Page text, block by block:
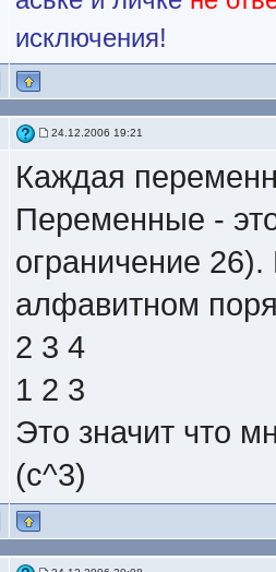
исключения!
24.12.2006 19:21
Каждая
Переменные -
ограничение
алфавитном
2 3 4
1 2 3
Это значит что
(c^3)